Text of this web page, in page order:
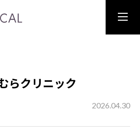
らクリニック
2026.04.30